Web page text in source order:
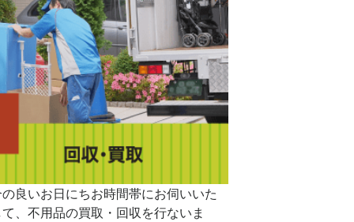
良いお日にちお時間帯にお伺いいた
、不用品の買取・回収を行ないま